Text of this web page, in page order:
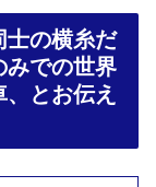
の横糸だ
みでの世界
とお伝え